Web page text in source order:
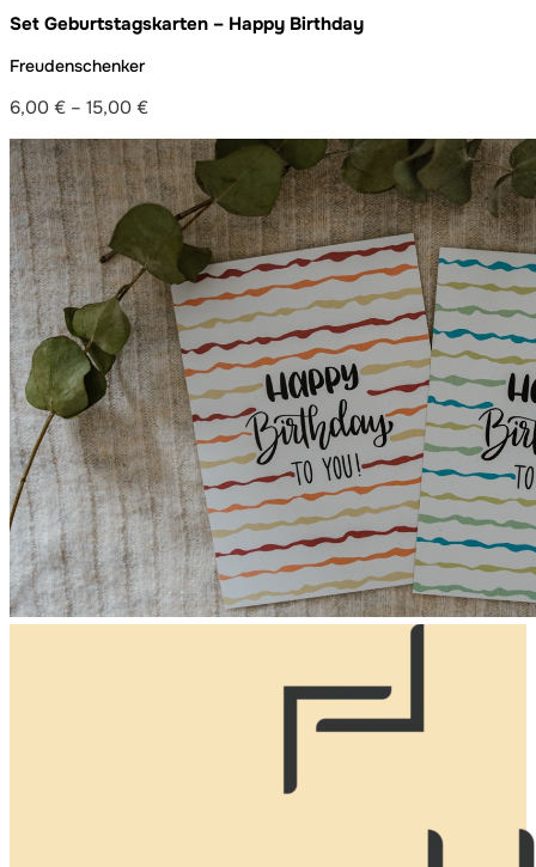
Set Geburtstagskarten – Happy Birthday
Freudenschenker
6,00 € – 15,00 €
6,00 €
bis
15,00 €